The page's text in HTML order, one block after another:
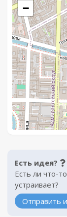
−
Есть идея?
Есть ли что-
устраивает?
Отправить